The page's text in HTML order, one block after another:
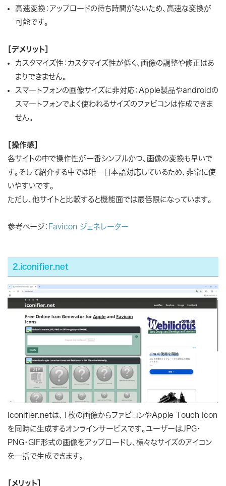
高速変換：アップロードの待ち時間がないため、高速な変換が
可能です。
［デメリット］
カスタマイズ性：カスタマイズ性が低く、画像の調整や修正はあ
まりできません。
スマートフォンの画像サイズに非対応：Apple製品やandroidの
スマートフォンでよく使われるサイズのファビコンは作成できま
せん。
［操作感］
各サイトの中で操作性が一番シンプルかつ、画像の変換も早いで
す。そして紹介する中では唯一日本語対応しているため、非常に使
いやすいです。
ただし、他サイトと比較すると機能面では最低限になっています。
参考ページ： Favicon ジェネレーター
2.iconifier.net
Iconifier.netは、1枚の画像からファビコンやApple Touch Icon
を同時に生成するオンラインサービスです。ユーザーはJPG・
PNG・GIF形式の画像をアップロードし、様々なサイズのアイコン
を一括で生成できます。
［メリット］